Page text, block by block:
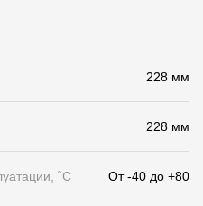
228 мм
228 мм
˚С От -40 до +80